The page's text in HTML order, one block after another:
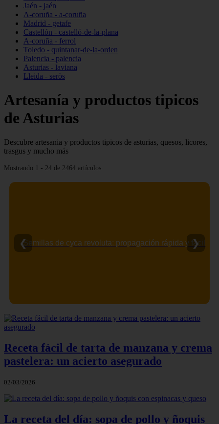
Jaén - jaén
A-coruña - a-coruña
Madrid - getafe
Castellón - castelló-de-la-plana
A-coruña - ferrol
Toledo - quintanar-de-la-orden
Palencia - palencia
Asturias - laviana
Lleida - seròs
Artesanía y productos tipicos
de Asturias
Descubre artesania y productos tipicos de asturias, quesos, licores,
trasgus y mucho más
Mostrando 1 - 24 de 2464 artículos
Semillas de cyca revoluta: propagación rápida y fácil
❮ ❯
Receta fácil de tarta de manzana y crema
pastelera: un acierto asegurado
02/03/2026
La receta del día: sopa de pollo y ñoquis